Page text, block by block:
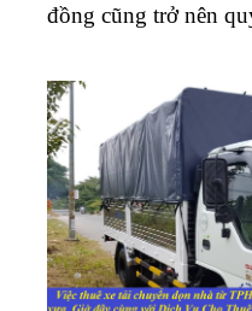
đồng cũng trở nên